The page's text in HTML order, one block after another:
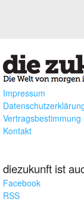
Impressum
Kontakt
diezukunft ist
Facebook
RSS